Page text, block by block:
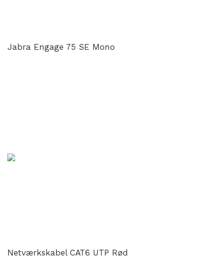
Jabra Engage 75 SE Mono
Netværkskabel CAT6 UTP Rød